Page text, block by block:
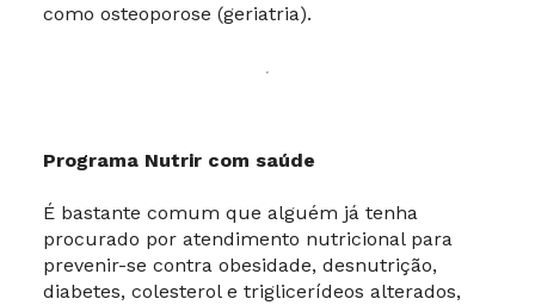
como osteoporose (geriatria).
Programa Nutrir com saúde
É bastante comum que alguém já tenha
procurado por atendimento nutricional para
prevenir-se contra obesidade, desnutrição,
diabetes, colesterol e triglicerídeos alterados,